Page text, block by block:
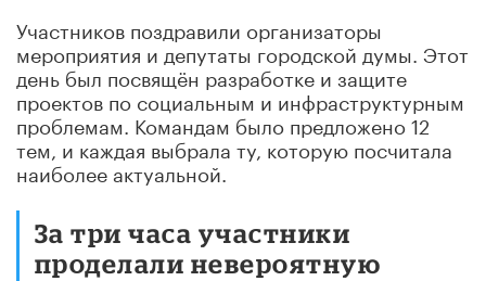
Участников поздравили организаторы
мероприятия и депутаты городской думы. Этот
день был посвящён разработке и защите
проектов по социальным и инфраструктурным
проблемам. Командам было предложено 12
тем, и каждая выбрала ту, которую посчитала
наиболее актуальной.
За три часа участники
проделали невероятную